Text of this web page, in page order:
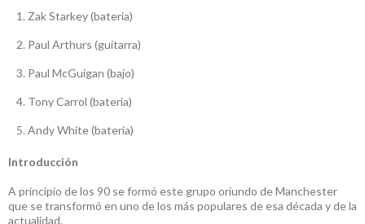
Zak Starkey (bateria)
Paul Arthurs (guitarra)
Paul McGuigan (bajo)
Tony Carrol (bateria)
Andy White (bateria)
Introducción
A principio de los 90 se formó este grupo oriundo de Manchester
que se transformó en uno de los más populares de esa década y de la
actualidad.